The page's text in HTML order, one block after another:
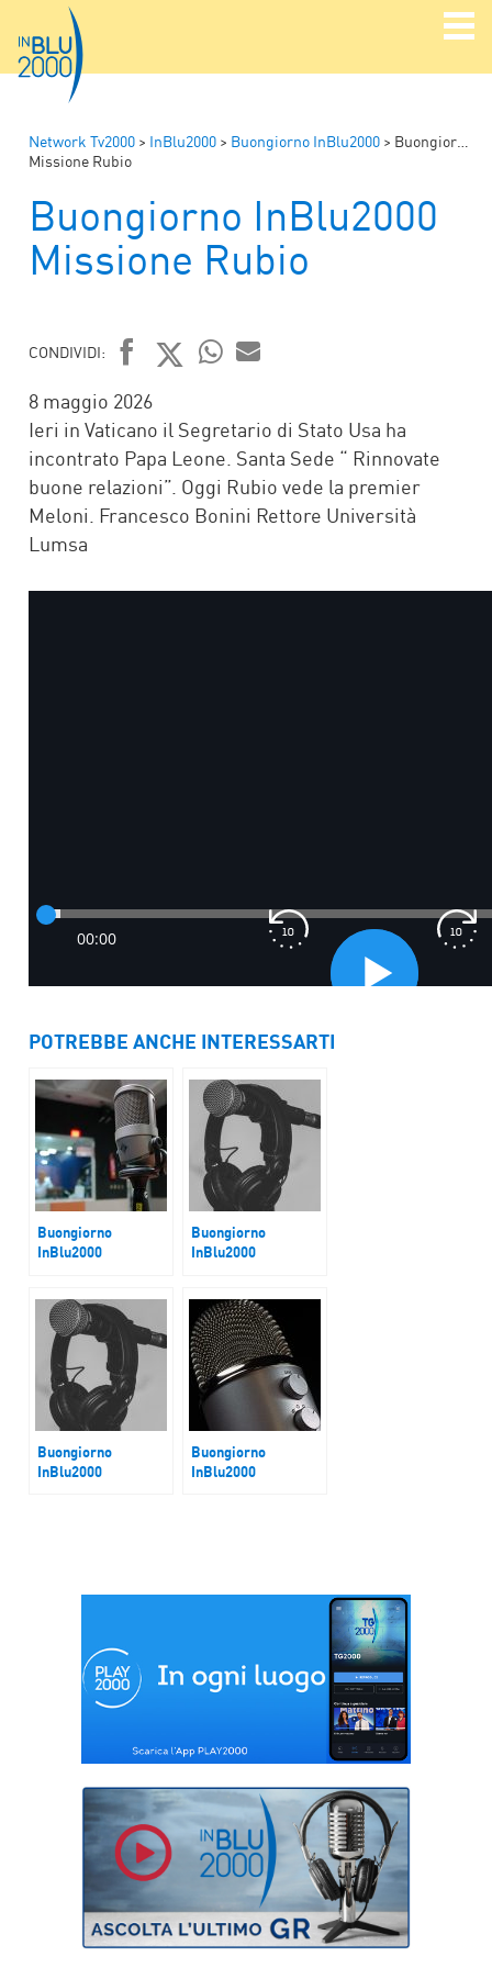
Network Tv2000 > InBlu2000 > Buongiorno InBlu2000 > Buongiorno InBlu2000
Missione Rubio
Buongiorno InBlu2000
Missione Rubio
CONDIVIDI:
FACEBOOK
TWITTER
8 maggio 2026
Ieri in Vaticano il Segretario di Stato Usa ha
incontrato Papa Leone. Santa Sede “ Rinnovate
buone relazioni”. Oggi Rubio vede la premier
Meloni. Francesco Bonini Rettore Università
Lumsa
POTREBBE ANCHE INTERESSARTI
Buongiorno
InBlu2000
Buongiorno
InBlu2000
Buongiorno
InBlu2000
Buongiorno
InBlu2000